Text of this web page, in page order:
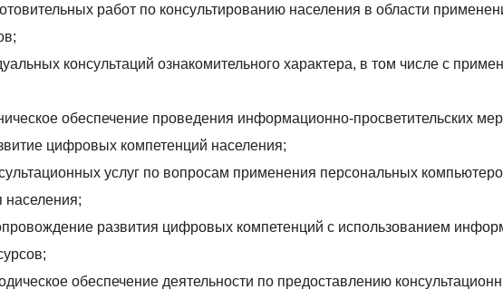
работ по консультированию населения в области
консультаций ознакомительного характера, в том числе с
обеспечение проведения информационно-просветительских
цифровых компетенций населения;
услуг по вопросам применения персональных
населения;
развития цифровых компетенций с использованием
обеспечение деятельности по предоставлению